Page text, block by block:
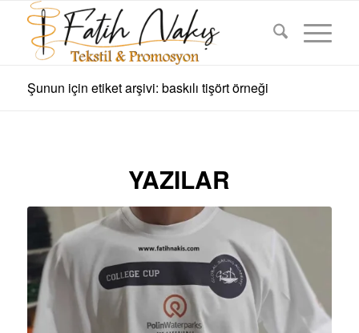
Şunun için etiket arşivi: baskılı tişört örneği
YAZILAR